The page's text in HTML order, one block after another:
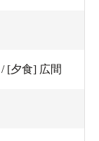
[夕食] 広間